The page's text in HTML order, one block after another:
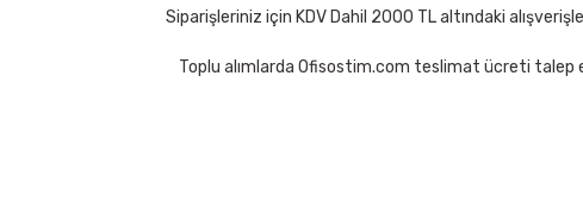
Priz Çocuk Korumalı Anahtarlı Priz
Siparişleriniz için KDV Dahil 2000 TL altındaki
Toplu alımlarda Ofisostim.com teslimat ücreti talep